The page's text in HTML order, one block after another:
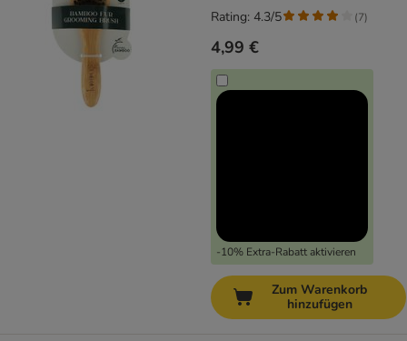
4,99 €
-10% Extra-Rabatt aktivieren
Rating: 4.3/5 (7)
Zum Warenkorb
hinzufügen